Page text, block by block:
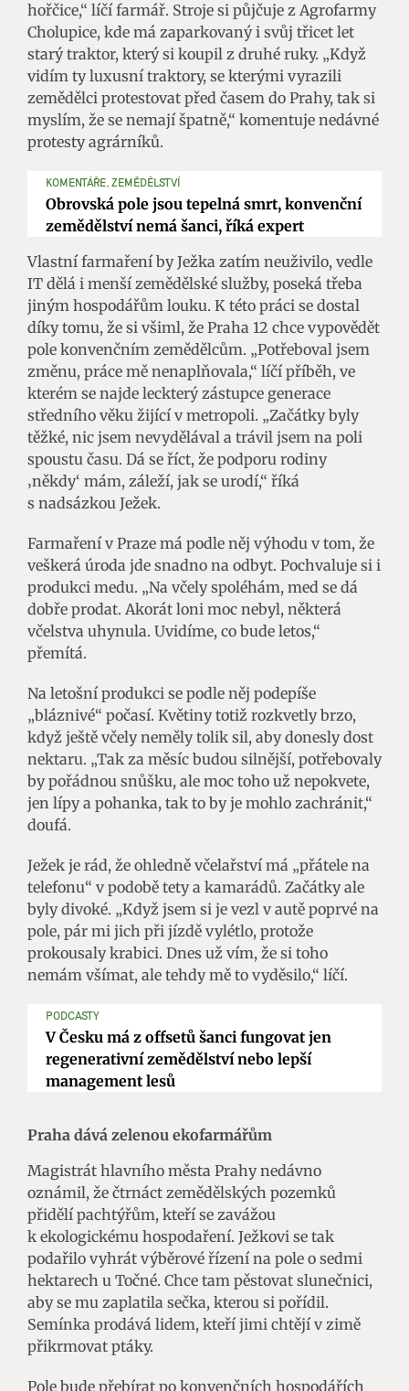
hořčice,“ líčí farmář. Stroje si půjčuje z Agrofarmy
Cholupice, kde má zaparkovaný i svůj třicet let
starý traktor, který si koupil z druhé ruky. „Když
vidím ty luxusní traktory, se kterými vyrazili
zemědělci protestovat před časem do Prahy, tak si
myslím, že se nemají špatně,“ komentuje nedávné
protesty agrárníků.
KOMENTÁŘE, ZEMĚDĚLSTVÍ
Obrovská pole jsou tepelná smrt, konvenční
zemědělství nemá šanci, říká expert
Vlastní farmaření by Ježka zatím neuživilo, vedle
IT dělá i menší zemědělské služby, poseká třeba
jiným hospodářům louku. K této práci se dostal
díky tomu, že si všiml, že Praha 12 chce vypovědět
pole konvenčním zemědělcům. „Potřeboval jsem
změnu, práce mě nenaplňovala,“ líčí příběh, ve
kterém se najde leckterý zástupce generace
středního věku žijící v metropoli. „Začátky byly
těžké, nic jsem nevydělával a trávil jsem na poli
spoustu času. Dá se říct, že podporu rodiny
‚někdy‘ mám, záleží, jak se urodí,“ říká
s nadsázkou Ježek.
Farmaření v Praze má podle něj výhodu v tom, že
veškerá úroda jde snadno na odbyt. Pochvaluje si i
produkci medu. „Na včely spoléhám, med se dá
dobře prodat. Akorát loni moc nebyl, některá
včelstva uhynula. Uvidíme, co bude letos,“
přemítá.
Na letošní produkci se podle něj podepíše
„bláznivé“ počasí. Květiny totiž rozkvetly brzo,
když ještě včely neměly tolik sil, aby donesly dost
nektaru. „Tak za měsíc budou silnější, potřebovaly
by pořádnou snůšku, ale moc toho už nepokvete,
jen lípy a pohanka, tak to by je mohlo zachránit,“
doufá.
Ježek je rád, že ohledně včelařství má „přátele na
telefonu“ v podobě tety a kamarádů. Začátky ale
byly divoké. „Když jsem si je vezl v autě poprvé na
pole, pár mi jich při jízdě vylétlo, protože
prokousaly krabici. Dnes už vím, že si toho
nemám všímat, ale tehdy mě to vyděsilo,“ líčí.
PODCASTY
V Česku má z offsetů šanci fungovat jen
regenerativní zemědělství nebo lepší
management lesů
Praha dává zelenou ekofarmářům
Magistrát hlavního města Prahy nedávno
oznámil, že čtrnáct zemědělských pozemků
přidělí pachtýřům, kteří se zavážou
k ekologickému hospodaření. Ježkovi se tak
podařilo vyhrát výběrové řízení na pole o sedmi
hektarech u Točné. Chce tam pěstovat slunečnici,
aby se mu zaplatila sečka, kterou si pořídil.
Semínka prodává lidem, kteří jimi chtějí v zimě
přikrmovat ptáky.
Pole bude přebírat po konvenčních hospodářích